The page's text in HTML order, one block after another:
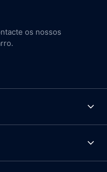
os nossos